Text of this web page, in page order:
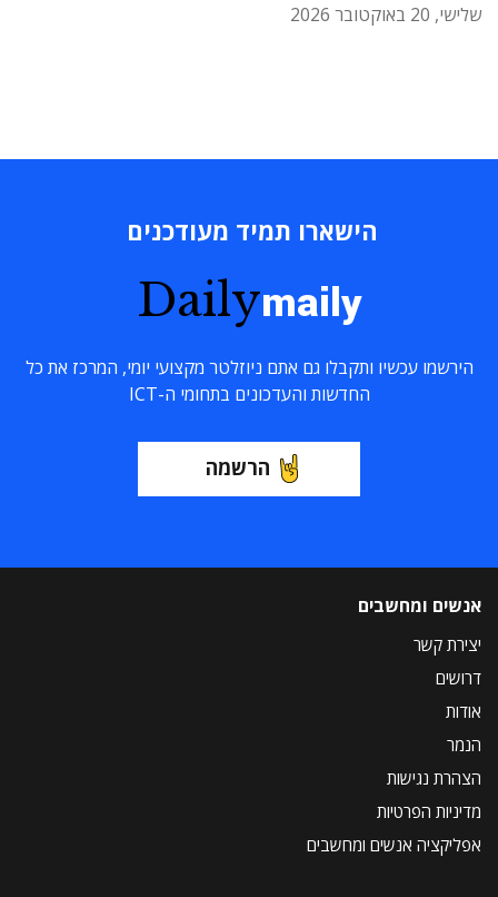
שלישי, 20 באוקטובר 2026
הישארו תמיד מעודכנים
Dailymaily
הירשמו עכשיו ותקבלו גם אתם ניוזלטר מקצועי יומי, המרכז את כל
החדשות והעדכונים בתחומי ה-ICT
הרשמה
אנשים ומחשבים
יצירת קשר
דרושים
אודות
הנמר
הצהרת נגישות
מדיניות הפרטיות
אפליקציה אנשים ומחשבים